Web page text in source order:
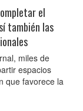
el
también las
miles de
espacios
que favorece la